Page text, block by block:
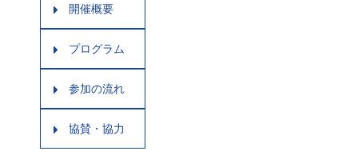
開催概要
プログラム
参加の流れ
協賛・協力